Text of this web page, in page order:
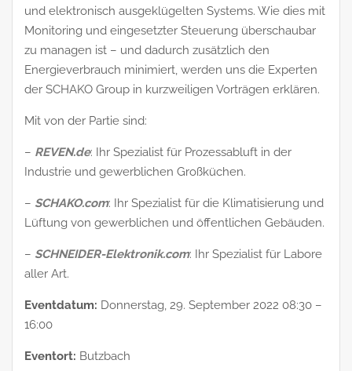
und elektronisch ausgeklügelten Systems. Wie dies mit
Monitoring und eingesetzter Steuerung überschaubar
zu managen ist – und dadurch zusätzlich den
Energieverbrauch minimiert, werden uns die Experten
der SCHAKO Group in kurzweiligen Vorträgen erklären.
Mit von der Partie sind:
– REVEN.de: Ihr Spezialist für Prozessabluft in der
Industrie und gewerblichen Großküchen.
– SCHAKO.com: Ihr Spezialist für die Klimatisierung und
Lüftung von gewerblichen und öffentlichen Gebäuden.
– SCHNEIDER-Elektronik.com: Ihr Spezialist für Labore
aller Art.
Eventdatum: Donnerstag, 29. September 2022 08:30 –
16:00
Eventort: Butzbach